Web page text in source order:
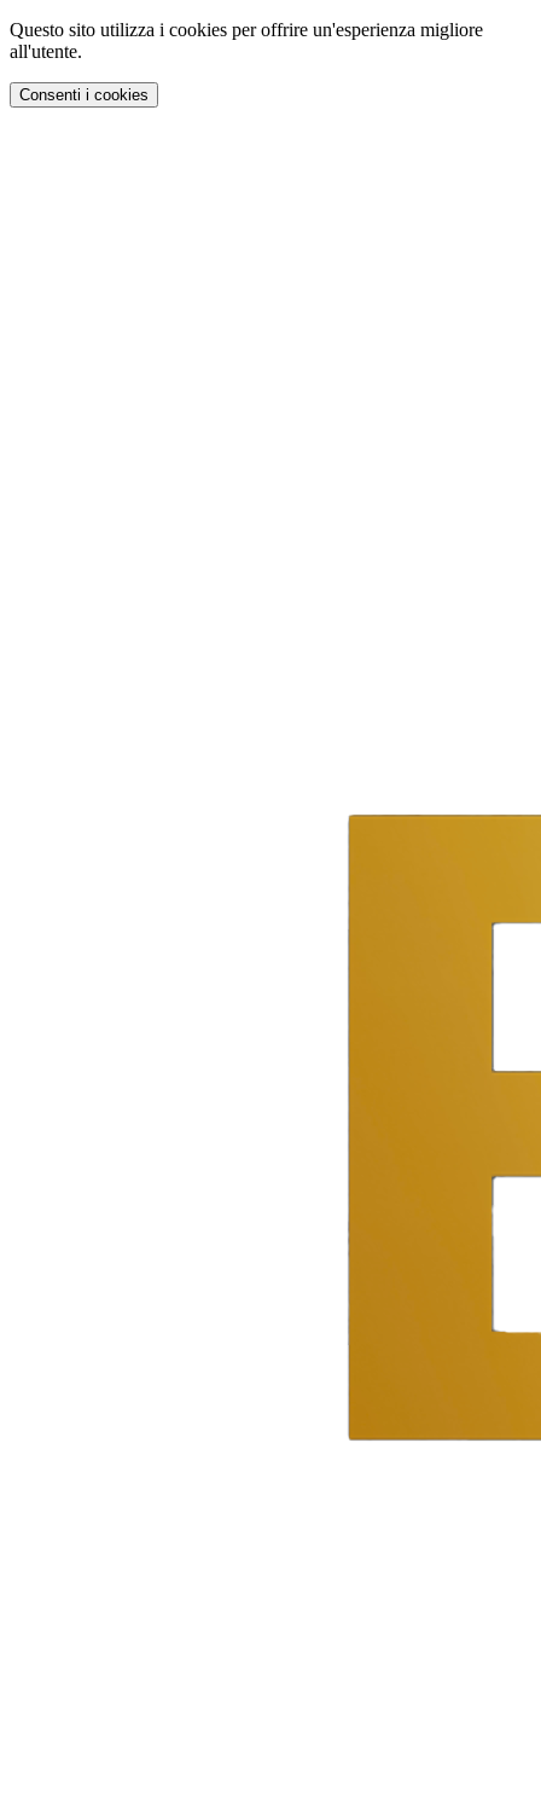
Questo sito utilizza i cookies per offrire un'esperienza migliore
all'utente.
Consenti i cookies